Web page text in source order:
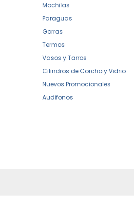
Mochilas
Paraguas
Gorras
Termos
Vasos y Tarros
Cilindros de Corcho y Vidrio
Nuevos Promocionales
Audifonos